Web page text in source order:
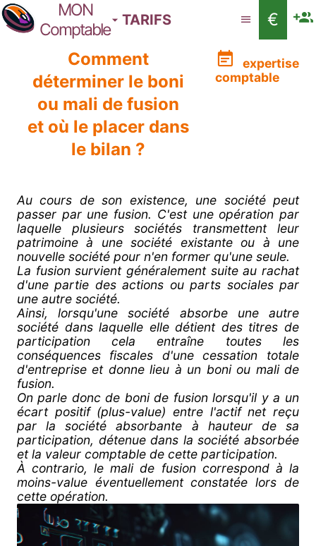
MON
Comptable
TARIFS
€
Comment
déterminer le boni
ou mali de fusion
et où le placer dans
le bilan ?
expertise
comptable
Au cours de son existence, une société peut
passer par une fusion. C'est une opération par
laquelle plusieurs sociétés transmettent leur
patrimoine à une société existante ou à une
nouvelle société pour n'en former qu'une seule.
La fusion survient généralement suite au rachat
d'une partie des actions ou parts sociales par
une autre société.
Ainsi, lorsqu'une société absorbe une autre
société dans laquelle elle détient des titres de
participation cela entraîne toutes les
conséquences fiscales d'une cessation totale
d'entreprise et donne lieu à un boni ou mali de
fusion.
On parle donc de boni de fusion lorsqu'il y a un
écart positif (plus-value) entre l'actif net reçu
par la société absorbante à hauteur de sa
participation, détenue dans la société absorbée
et la valeur comptable de cette participation.
À contrario, le mali de fusion correspond à la
moins-value éventuellement constatée lors de
cette opération.